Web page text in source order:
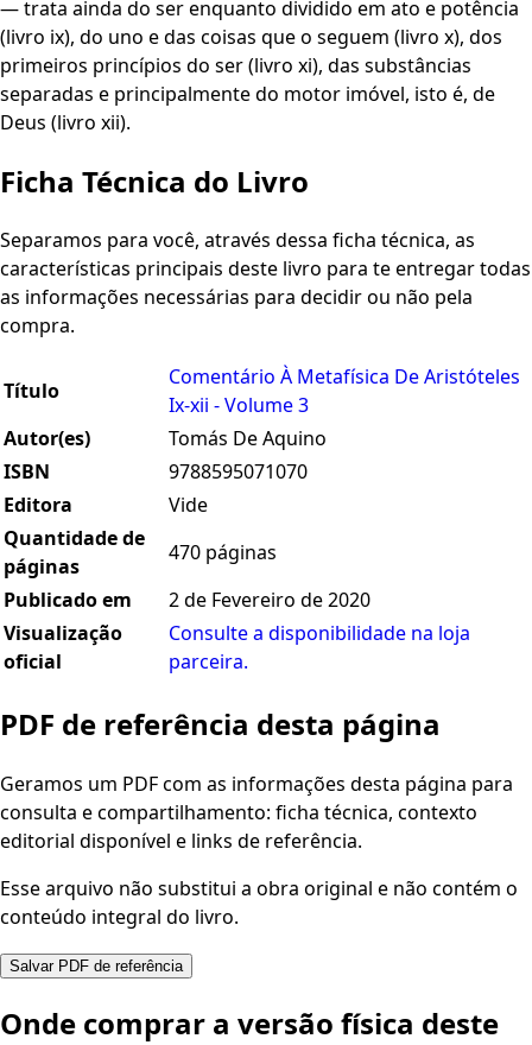
— trata ainda do ser enquanto dividido em ato e potência
(livro ix), do uno e das coisas que o seguem (livro x), dos
primeiros princípios do ser (livro xi), das substâncias
separadas e principalmente do motor imóvel, isto é, de
Deus (livro xii).
Ficha Técnica do Livro
Separamos para você, através dessa ficha técnica, as
características principais deste livro para te entregar todas
as informações necessárias para decidir ou não pela
compra.
Título
Comentário À Metafísica De Aristóteles
Ix-xii - Volume 3
Autor(es)
Tomás De Aquino
ISBN
9788595071070
Editora
Vide
Quantidade de
páginas
470 páginas
Publicado em
2 de Fevereiro de 2020
Visualização
oficial
Consulte a disponibilidade na loja
parceira.
PDF de referência desta página
Geramos um PDF com as informações desta página para
consulta e compartilhamento: ficha técnica, contexto
editorial disponível e links de referência.
Esse arquivo não substitui a obra original e não contém o
conteúdo integral do livro.
Salvar PDF de referência
Onde comprar a versão física deste